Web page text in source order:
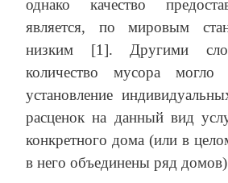
однако качество
является, по мировым
низким [1]. Другими
количество мусора могло
установление
расценок на данный вид
конкретного дома (или в
в него объединены ряд